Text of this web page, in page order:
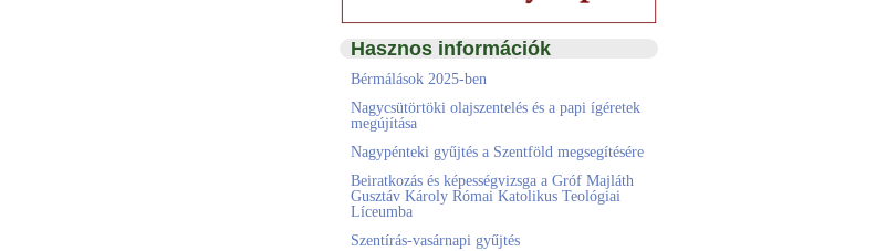
Hasznos információk
Bérmálások 2025-ben
Nagycsütörtöki olajszentelés és a papi ígéretek
megújítása
Nagypénteki gyűjtés a Szentföld megsegítésére
Beiratkozás és képességvizsga a Gróf Majláth
Gusztáv Károly Római Katolikus Teológiai
Líceumba
Szentírás-vasárnapi gyűjtés